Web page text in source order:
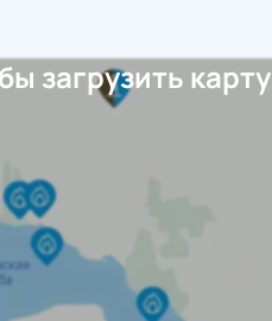
загрузить карту